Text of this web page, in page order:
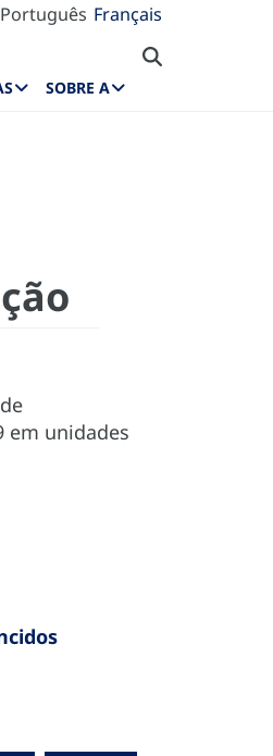
Português Français
SOBRE A
em unidades